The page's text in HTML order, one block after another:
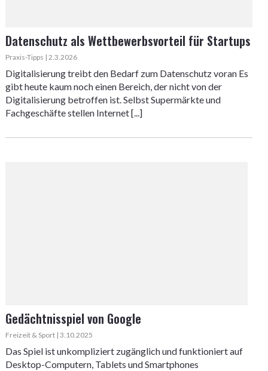
Datenschutz als Wettbewerbsvorteil für Startups
Praxis-Tipps | 2.3.2026
Digitalisierung treibt den Bedarf zum Datenschutz voran Es
gibt heute kaum noch einen Bereich, der nicht von der
Digitalisierung betroffen ist. Selbst Supermärkte und
Fachgeschäfte stellen Internet [...]
Gedächtnisspiel von Google
Freizeit & Sport | 3.10.2025
Das Spiel ist unkompliziert zugänglich und funktioniert auf
Desktop-Computern, Tablets und Smartphones